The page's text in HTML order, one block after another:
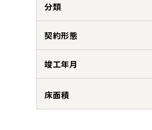
分類
契約形態
竣工年月
床面積